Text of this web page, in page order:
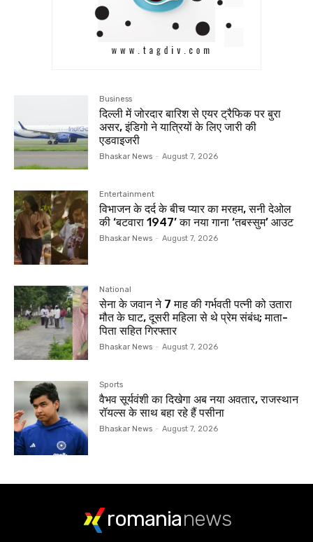
Business
दिल्ली में जोरदार बारिश से एयर ट्रैफिक पर बुरा
असर, इंडिगो ने यात्रियों के लिए जारी की
एडवाइजरी
Bhaskar News - August 7, 2026
Entertainment
विभाजन के दर्द के बीच प्यार का मरहम, सनी देओल
की ‘बटवारा 1947’ का नया गाना ‘तबस्सुम’ आउट
Bhaskar News - August 7, 2026
National
सेना के जवान ने 7 माह की गर्भवती पत्नी को उतारा
मौत के घाट, दूसरी महिला से थे प्रेम संबंध; माता-
पिता सहित गिरफ्तार
Bhaskar News - August 7, 2026
Sports
वैभव सूर्यवंशी का दिखेगा अब नया अवतार, राजस्थान
रॉयल्स के साथ बहा रहे हैं पसीना
Bhaskar News - August 7, 2026
romanianews